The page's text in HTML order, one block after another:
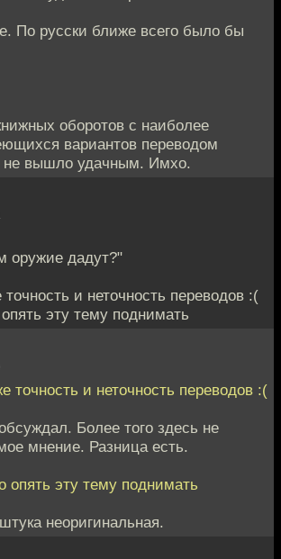
По русски ближе всего было бы
оборотов с наиболее
вариантов переводом
не вышло удачным. Имхо.
оружие дадут?"
и неточность переводов :(
эту тему поднимать
точность и неточность переводов :(
Более того здесь не
мнение. Разница есть.
опять эту тему поднимать
неоригинальная.